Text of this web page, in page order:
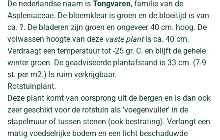
De nederlandse naam is Tongvaren, familie van de
Aspleniaceae. De bloemkleur is groen en de bloeitijd is van
ca. ?. De bladeren zijn groen en ongeveer 40 cm. hoog. De
volwassen hoogte van deze vaste plantis ca. 40 cm.
Verdraagt een temperatuur tot -25 gr. C. en blijft de gehele
winter groen. De geadviseerde plantafstand is 33 cm. (7-9
st. per m2.) Is ruim verkrijgbaar.
Rotstuinplant.
Deze plant komt van oorsprong uit de bergen en is dan ook
zeer geschikt voor de rotstuin als 'voegenvuller' in de
stapelmuur of tussen stenen (ook bestrating). Verlangt een
matig voedselrijke bodem en een licht beschaduwde